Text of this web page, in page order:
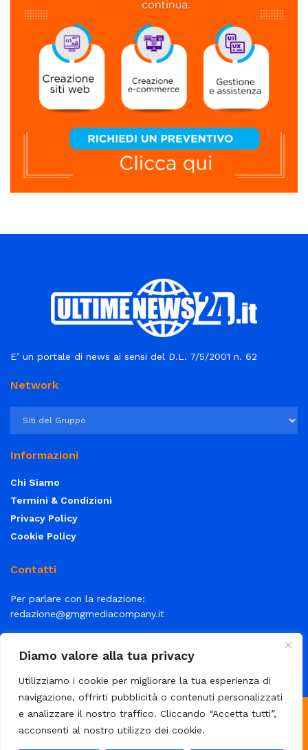
Diamo valore alla tua privacy
Utilizziamo i cookie per migliorare la tua esperienza di
navigazione, offrirti pubblicità o contenuti personalizzati
e analizzare il nostro traffico. Cliccando “Accetta tutti”,
acconsenti al nostro utilizzo dei cookie.
E’ un portale di news ai sensi del D.L. 7/5/2001 n. 62
Network
Informazioni
Chi Siamo
Termini & Condizioni
Privacy Policy
Cookie Policy
Contatti
Per parlare con la redazione:
redazione@gmgmediacompany.it